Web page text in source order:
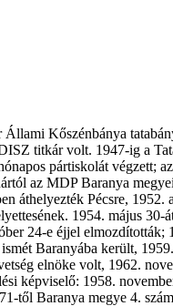
Kőszénbánya
titkár volt. 1947-ig a
pártiskolát végzett;
az MDP Baranya
áthelyezték Pécsre, 1952.
1954. május
24-e éjjel elmozdították;
Baranyába került,
elnöke volt, 1962.
képviselő: 1958.
től Baranya megye 4.